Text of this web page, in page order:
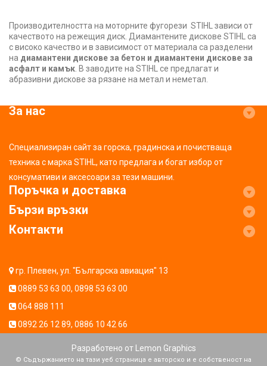
Производителността на моторните фугорези STIHL зависи от
качеството на режещия диск. Диамантените дискове STIHL са
с високо качество и в зависимост от материала са разделени
на диамантени дискове за бетон и диамантени дискове за
асфалт и камък . В заводите на STIHL се предлагат и
абразивни дискове за рязане на метал и неметал.
За нас
Специализиран сайт за горска, градинска и почистваща
техника с марка STIHL, като предлага и богат избор от
консумативи и аксесоари за тези машини.
Поръчка и доставка
Бързи връзки
Контакти
гр. Плевен, ул. "Българска авиация" 13
0889 53 63 00, 0898 53 63 00
064 888 111
0892 26 12 89, 0886 10 42 66
Разработено от Lemon Graphics
© Съдържанието на тази уеб страница е авторско и е собственост на